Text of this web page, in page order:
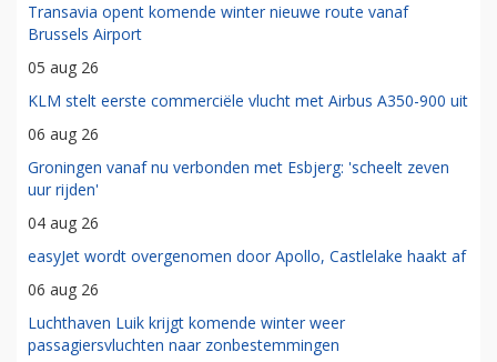
Transavia opent komende winter nieuwe route vanaf
Brussels Airport
05 aug 26
KLM stelt eerste commerciële vlucht met Airbus A350-900 uit
06 aug 26
Groningen vanaf nu verbonden met Esbjerg: 'scheelt zeven
uur rijden'
04 aug 26
easyJet wordt overgenomen door Apollo, Castlelake haakt af
06 aug 26
Luchthaven Luik krijgt komende winter weer
passagiersvluchten naar zonbestemmingen